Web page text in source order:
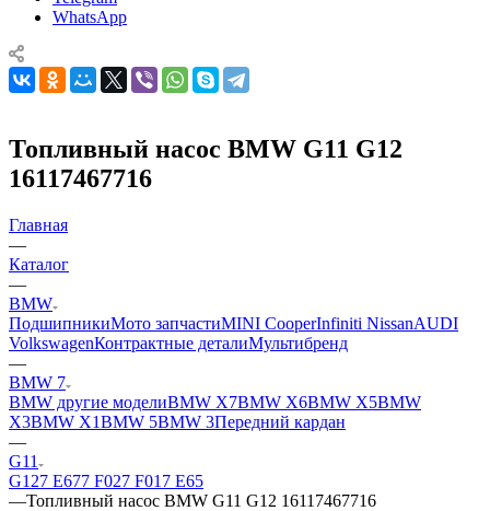
WhatsApp
Топливный насос BMW G11 G12
16117467716
Главная
—
Каталог
—
BMW
ПодшипникиМото запчастиMINI CooperInfiniti NissanAUDI
VolkswagenКонтрактные деталиМультибренд
—
BMW 7
BMW другие моделиBMW X7BMW X6BMW X5BMW
X3BMW X1BMW 5BMW 3Передний кардан
—
G11
G127 Е677 F027 F01 7 E65
—Топливный насос BMW G11 G12 16117467716